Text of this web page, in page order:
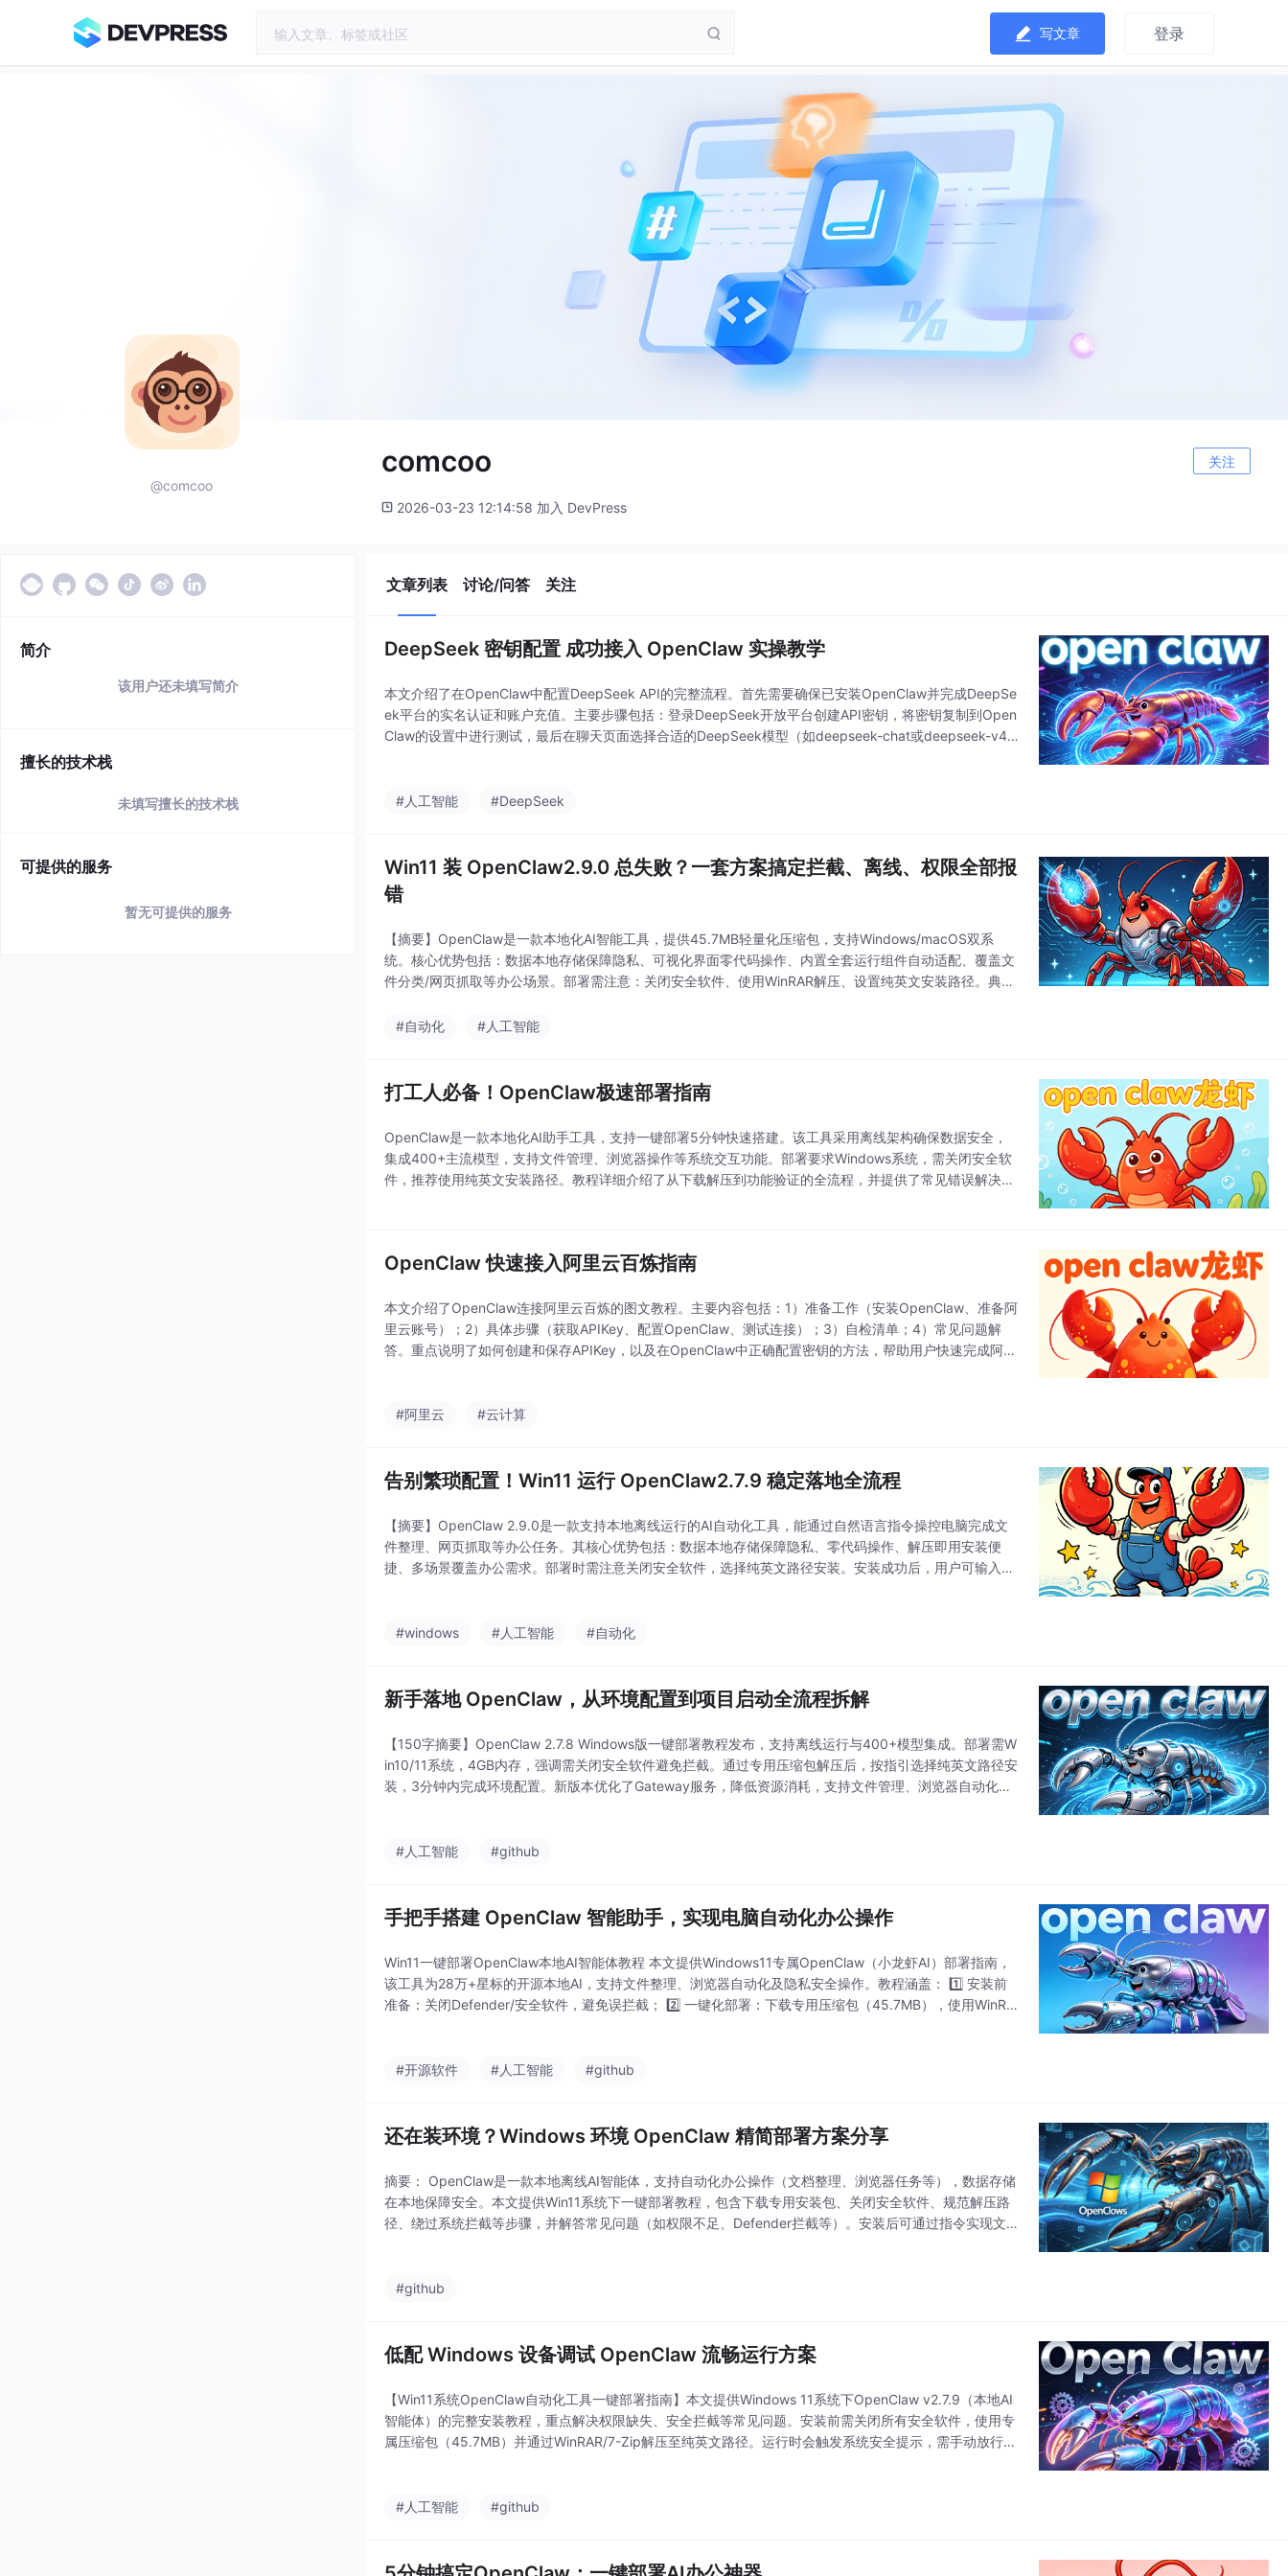
写文章 登录
@comcoo
comcoo 关注
2026-03-23 12:14:58 加入 DevPress
简介
该用户还未填写简介
擅长的技术栈
未填写擅长的技术栈
可提供的服务
暂无可提供的服务
文章列表 讨论/问答 关注
DeepSeek 密钥配置 成功接入 OpenClaw 实操教学
本文介绍了在OpenClaw中配置DeepSeek API的完整流程。首先需要确保已安装OpenClaw并完成DeepSe
ek平台的实名认证和账户充值。主要步骤包括：登录DeepSeek开放平台创建API密钥，将密钥复制到Open
Claw的设置中进行测试，最后在聊天页面选择合适的DeepSeek模型（如deepseek-chat或deepseek-v4-
#人工智能 #DeepSeek
Win11 装 OpenClaw2.9.0 总失败？一套方案搞定拦截、离线、权限全部报
错
【摘要】OpenClaw是一款本地化AI智能工具，提供45.7MB轻量化压缩包，支持Windows/macOS双系
统。核心优势包括：数据本地存储保障隐私、可视化界面零代码操作、内置全套运行组件自动适配、覆盖文
件分类/网页抓取等办公场景。部署需注意：关闭安全软件、使用WinRAR解压、设置纯英文安装路径。典型
#自动化
#人工智能
打工人必备！OpenClaw极速部署指南
OpenClaw是一款本地化AI助手工具，支持一键部署5分钟快速搭建。该工具采用离线架构确保数据安全，
集成400+主流模型，支持文件管理、浏览器操作等系统交互功能。部署要求Windows系统，需关闭安全软
件，推荐使用纯英文安装路径。教程详细介绍了从下载解压到功能验证的全流程，并提供了常见错误解决方
OpenClaw 快速接入阿里云百炼指南
本文介绍了OpenClaw连接阿里云百炼的图文教程。主要内容包括：1）准备工作（安装OpenClaw、准备阿
里云账号）；2）具体步骤（获取APIKey、配置OpenClaw、测试连接）；3）自检清单；4）常见问题解
答。重点说明了如何创建和保存APIKey，以及在OpenClaw中正确配置密钥的方法，帮助用户快速完成阿里
#阿里云 #云计算
告别繁琐配置！Win11 运行 OpenClaw2.7.9 稳定落地全流程
【摘要】OpenClaw 2.9.0是一款支持本地离线运行的AI自动化工具，能通过自然语言指令操控电脑完成文
件整理、网页抓取等办公任务。其核心优势包括：数据本地存储保障隐私、零代码操作、解压即用安装便
捷、多场景覆盖办公需求。部署时需注意关闭安全软件，选择纯英文路径安装。安装成功后，用户可输入
#windows #人工智能 #自动化
新手落地 OpenClaw，从环境配置到项目启动全流程拆解
【150字摘要】OpenClaw 2.7.8 Windows版一键部署教程发布，支持离线运行与400+模型集成。部署需W
in10/11系统，4GB内存，强调需关闭安全软件避免拦截。通过专用压缩包解压后，按指引选择纯英文路径安
装，3分钟内完成环境配置。新版本优化了Gateway服务，降低资源消耗，支持文件管理、浏览器自动化等
#人工智能 #github
手把手搭建 OpenClaw 智能助手，实现电脑自动化办公操作
Win11一键部署OpenClaw本地AI智能体教程 本文提供Windows11专属OpenClaw（小龙虾AI）部署指南，
该工具为28万+星标的开源本地AI，支持文件整理、浏览器自动化及隐私安全操作。教程涵盖： 1️⃣ 安装前
准备：关闭Defender/安全软件，避免误拦截； 2️⃣ 一键化部署：下载专用压缩包（45.7MB），使用WinRA
#开源软件 #人工智能 #github
还在装环境？Windows 环境 OpenClaw 精简部署方案分享
摘要： OpenClaw是一款本地离线AI智能体，支持自动化办公操作（文档整理、浏览器任务等），数据存储
在本地保障安全。本文提供Win11系统下一键部署教程，包含下载专用安装包、关闭安全软件、规范解压路
径、绕过系统拦截等步骤，并解答常见问题（如权限不足、Defender拦截等）。安装后可通过指令实现文
#github
低配 Windows 设备调试 OpenClaw 流畅运行方案
【Win11系统OpenClaw自动化工具一键部署指南】本文提供Windows 11系统下OpenClaw v2.7.9（本地AI
智能体）的完整安装教程，重点解决权限缺失、安全拦截等常见问题。安装前需关闭所有安全软件，使用专
属压缩包（45.7MB）并通过WinRAR/7-Zip解压至纯英文路径。运行时会触发系统安全提示，需手动放行。
#人工智能 #github